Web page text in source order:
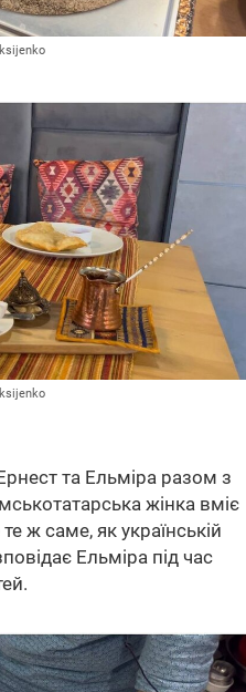
та Ельміра разом з
жінка вміє
ж саме, як українській
Ельміра під час